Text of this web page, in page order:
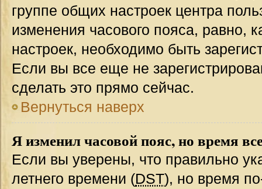
группе общих настроек центра
изменения часового пояса, равно,
настроек, необходимо быть
Если вы все еще не
сделать это прямо сейчас.
Вернуться наверх
Я изменил часовой пояс, но время
Если вы уверены, что правильно
летнего времени (DST), но время